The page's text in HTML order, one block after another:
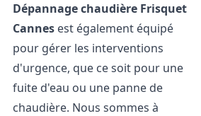
Dépannage chaudière Frisquet
Cannes est également équipé
pour gérer les interventions
d'urgence, que ce soit pour une
fuite d'eau ou une panne de
chaudière. Nous sommes à